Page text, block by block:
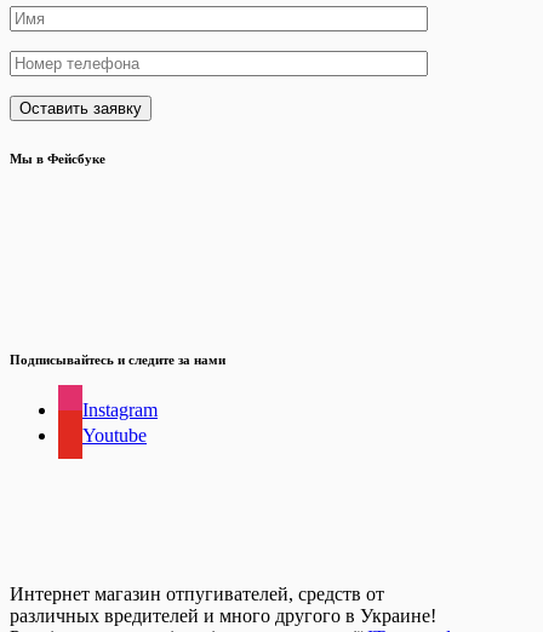
Мы в Фейсбуке
Подписывайтесь и следите за нами
Instagram
Youtube
Интернет магазин отпугивателей, средств от
различных вредителей и много другого в Украине!